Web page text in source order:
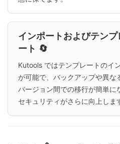
インポートおよびテン
ート 🔄
Kutools ではテンプレートのイ
が可能で、バックアップや異な
バージョン間での移行が簡単に
セキュリティがさらに向上しま